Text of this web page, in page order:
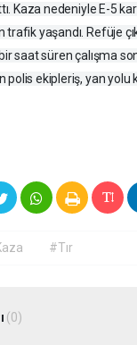
Kaza nedeniyle E-5
yaşandı. Refüje
saat süren çalışma
polis ekipleriş, yan
#Tır
(0)